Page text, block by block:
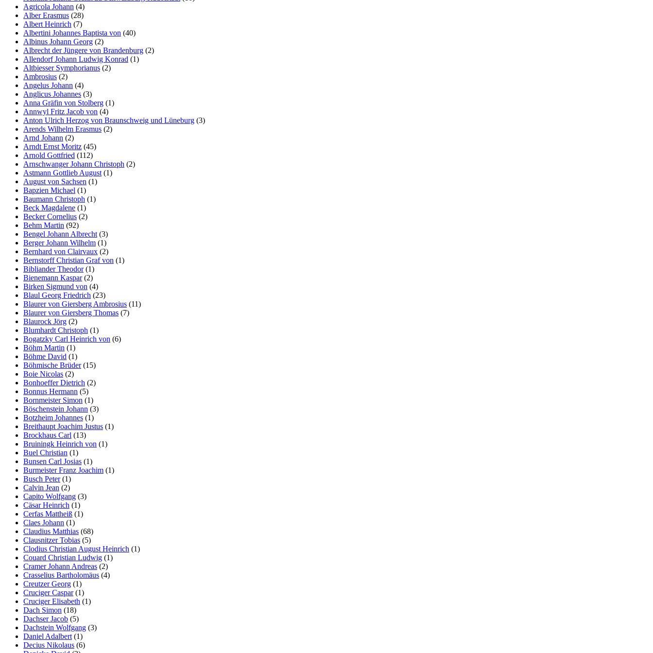
Agricola Johann (4)
Alber Erasmus (28)
Albert Heinrich (7)
Albertini Johannes Baptista von (40)
Albinus Johann Georg (2)
Albrecht der Jüngere von Brandenburg (2)
Allendorf Johann Ludwig Konrad (1)
Altbiesser Symphorianus (2)
Ambrosius (2)
Angelus Johann (4)
Anglicus Johannes (3)
Anna Gräfin von Stolberg (1)
Annwyl Fritz Jacob von (4)
Anton Ulrich Herzog von Braunschweig und Lüneburg (3)
Arends Wilhelm Erasmus (2)
Arnd Johann (2)
Arndt Ernst Moritz (45)
Arnold Gottfried (112)
Arnschwanger Johann Christoph (2)
Astmann Gottlieb August (1)
August von Sachsen (1)
Bapzien Michael (1)
Baumann Christoph (1)
Beck Magdalene (1)
Becker Cornelius (2)
Behm Martin (92)
Bengel Johann Albrecht (3)
Berger Johann Wilhelm (1)
Bernhard von Clairvaux (2)
Bernstorff Christian Graf von (1)
Bibliander Theodor(1)
Bienemann Kaspar(2)
Birken Sigmund von (4)
Blaul Georg Friedrich (23)
Blaurer von Giersberg Ambrosius (11)
Blaurer von Giersberg Thomas (7)
Blaurock Jörg (2)
Blumhardt Christoph (1)
Bogatzky Carl Heinrich von (6)
Böhm Martin (1)
Böhme David (1)
Böhmische Brüder(15)
Boie Nicolas (2)
Bonhoeffer Dietrich (2)
Bonnus Hermann (5)
Bornmeister Simon (1)
Böschenstein Johann (3)
Botzheim Johannes (1)
Breithaupt Joachim Justus (1)
Brockhaus Carl (13)
Bruiningk Heinrich von (1)
Buel Christian (1)
Bunsen Carl Josias (1)
Burmeister Franz Joachim (1)
Busch Peter(1)
Calvin Jean (2)
Capito Wolfgang (3)
Cäsar Heinrich (1)
Cerfas Mattheiß (1)
Claes Johann (1)
Claudius Matthias (68)
Clausnitzer Tobias (5)
Clodius Christian August Heinrich (1)
Couard Christian Ludwig (1)
Cramer Johann Andreas (2)
Crasselius Bartholomäus (4)
Creutzer Georg (1)
Cruciger Caspar(1)
Cruciger Elisabeth (1)
Dach Simon (18)
Dachser Jacob (5)
Dachstein Wolfgang (3)
Daniel Adalbert (1)
Decius Nikolaus (6)